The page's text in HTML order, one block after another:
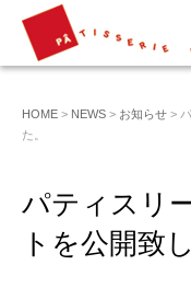
HOME > NEWS > お知らせ >
た。
パティスリ
トを公開致